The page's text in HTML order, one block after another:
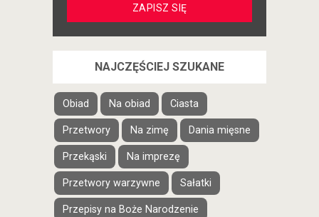
NAJCZĘŚCIEJ SZUKANE
Obiad Na obiad Ciasta
Przetwory Na zimę Dania mięsne
Przekąski Na imprezę
Przetwory warzywne Sałatki
Przepisy na Boże Narodzenie